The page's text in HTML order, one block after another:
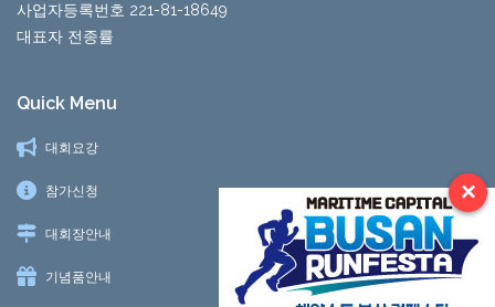
사업자등록번호 221-81-18649
대표자 전종률
Quick Menu
대회요강
참가신청
대회장안내
기념품안내
×